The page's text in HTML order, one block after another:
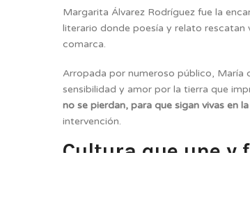
Margarita Álvarez Rodríguez fue la
literario donde poesía y relato
comarca.
Arropada por numeroso público,
sensibilidad y amor por la tierra que
no se pierdan, para que sigan vivas en
intervención.
Cultura que une y